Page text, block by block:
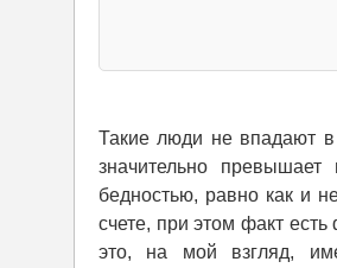
Такие люди не впадают в
значительно
бедностью, равно как и
счете, при этом факт
это, на мой взгляд,